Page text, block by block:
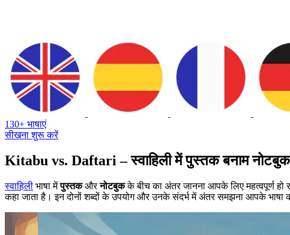
130+ भाषाएं
सीखना शुरू करें
Kitabu vs. Daftari – स्वाहिली में पुस्तक बनाम नोटबुक
स्वाहिली भाषा मेंपुस्तकऔरनोटबुकके बीच का अंतर जानना आपके लिए महत्वपूर्ण
कहा जाता है। इन दोनों शब्दों के उपयोग और उनके संदर्भ में अंतर समझना आपके